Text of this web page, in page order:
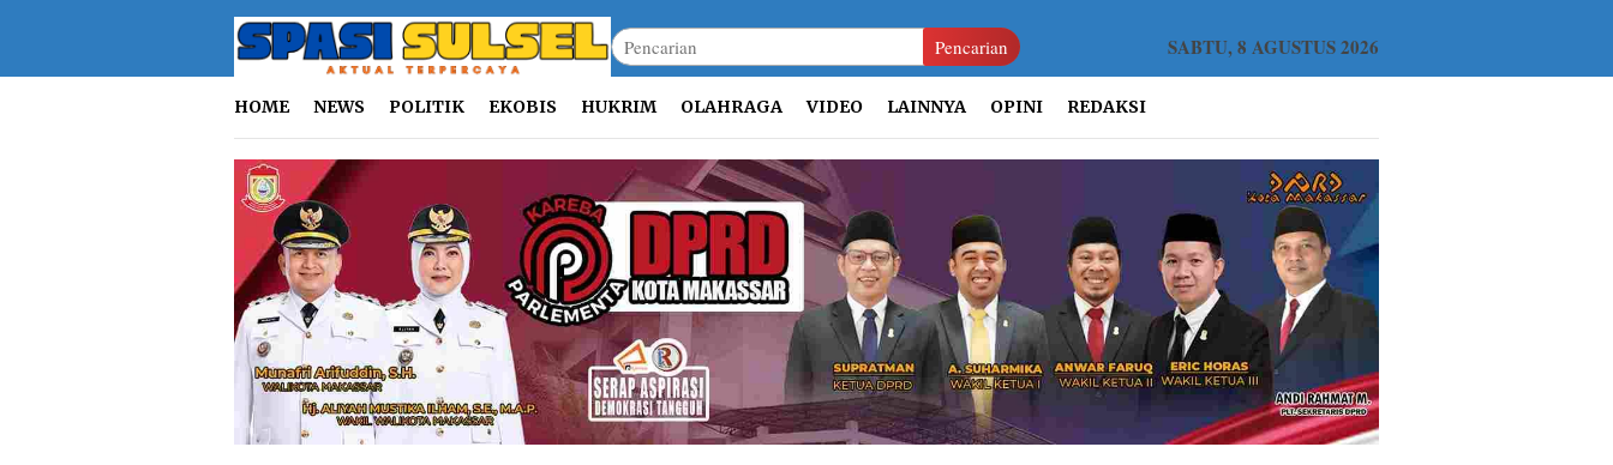
Pencarian SABTU, 8 AGUSTUS 2026
HOME NEWS POLITIK EKOBIS HUKRIM OLAHRAGA VIDEO LAINNYA OPINI REDAKSI